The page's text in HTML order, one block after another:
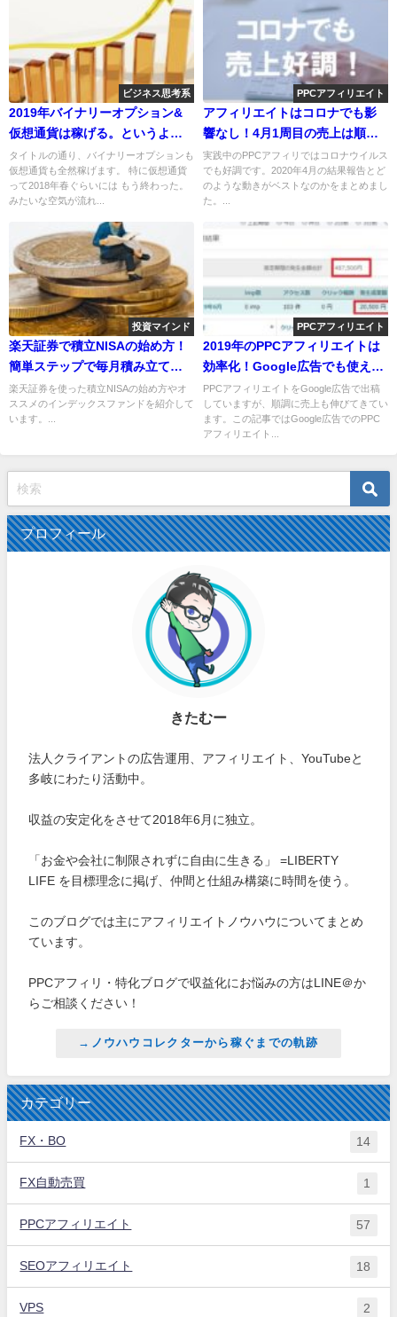
ビジネス思考系
2019年バイナリーオプション&
仮想通貨は稼げる。というより
も
タイトルの通り、バイナリーオプションも
仮想通貨も全然稼げます。 特に仮想通貨
って2018年春ぐらいには もう終わった。
みたいな空気が流れ...
PPCアフィリエイト
アフィリエイトはコロナでも影
響なし！4月1周目の売上は順
調。
実践中のPPCアフィリではコロナウイルス
でも好調です。2020年4月の結果報告とど
のような動きがベストなのかをまとめまし
た。...
投資マインド
楽天証券で積立NISAの始め方！
簡単ステップで毎月積み立てが
完了します
楽天証券を使った積立NISAの始め方やオ
ススメのインデックスファンドを紹介して
います。...
PPCアフィリエイト
2019年のPPCアフィリエイトは
効率化！Google広告でも使える
方法
PPCアフィリエイトをGoogle広告で出稿
していますが、順調に売上も伸びてきてい
ます。この記事ではGoogle広告でのPPC
アフィリエイト...
プロフィール
きたむー
法人クライアントの広告運用、アフィリエイト、YouTubeと
多岐にわたり活動中。
収益の安定化をさせて2018年6月に独立。
「お金や会社に制限されずに自由に生きる」 =LIBERTY
LIFE を目標理念に掲げ、仲間と仕組み構築に時間を使う。
このブログでは主にアフィリエイトノウハウについてまとめ
ています。
PPCアフィリ・特化ブログで収益化にお悩みの方はLINE＠か
らご相談ください！
→ノウハウコレクターから稼ぐまでの軌跡
カテゴリー
FX・BO 14
FX自動売買 1
PPCアフィリエイト 57
SEOアフィリエイト 18
VPS 2